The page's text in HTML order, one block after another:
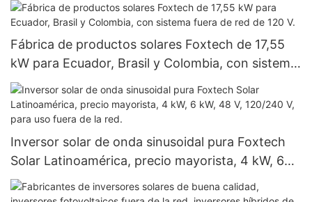
doble panel.
Fábrica de productos solares Foxtech de 17,55
kW para Ecuador, Brasil y Colombia, con sistema
fuera de red de 120 V.
Inversor solar de onda sinusoidal pura Foxtech
Solar Latinoamérica, precio mayorista, 4 kW, 6
kW, 48 V, 120/240 V, para uso fuera de la red.